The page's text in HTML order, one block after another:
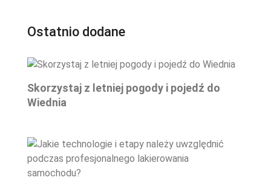
Ostatnio dodane
Skorzystaj z letniej pogody i pojedź do
Wiednia